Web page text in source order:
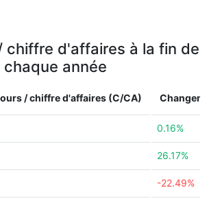
chiffre d'affaires à la fin de
chaque année
/ chiffre d'affaires (C/CA)
0.16%
26.17%
-22.49%